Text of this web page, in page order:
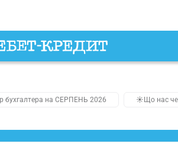
бухгалтера на СЕРПЕНЬ 2026 ☀️Що нас